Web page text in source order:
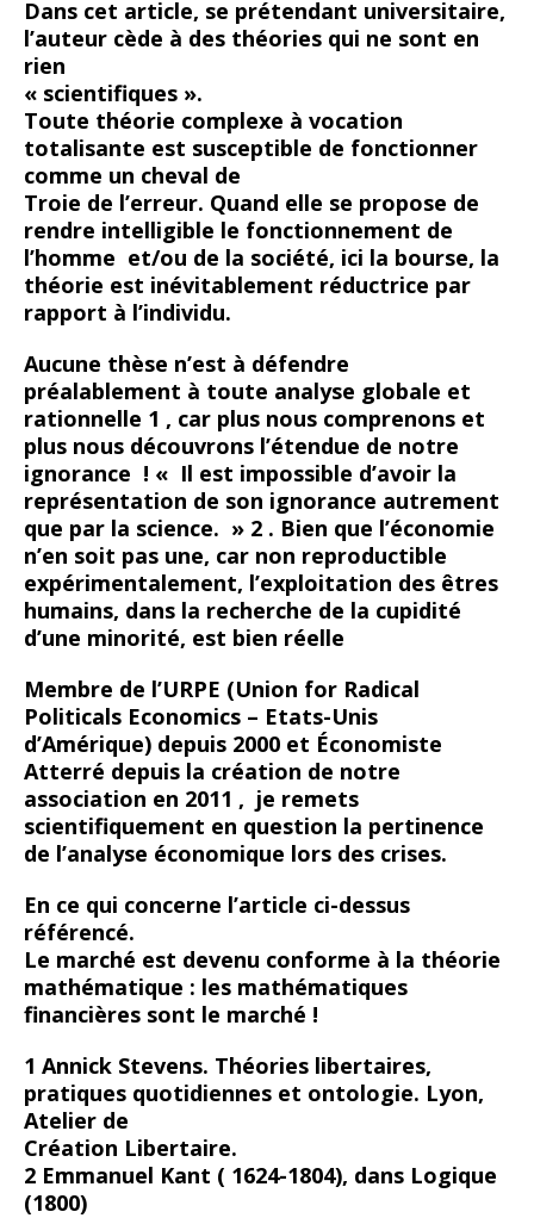
Dans cet article, se prétendant universitaire,
l’auteur cède à des théories qui ne sont en
rien
« scientifiques ».
Toute théorie complexe à vocation
totalisante est susceptible de fonctionner
comme un cheval de
Troie de l’erreur. Quand elle se propose de
rendre intelligible le fonctionnement de
l’homme et/ou de la société, ici la bourse, la
théorie est inévitablement réductrice par
rapport à l’individu.
Aucune thèse n’est à défendre
préalablement à toute analyse globale et
rationnelle 1 , car plus nous comprenons et
plus nous découvrons l’étendue de notre
ignorance ! « Il est impossible d’avoir la
représentation de son ignorance autrement
que par la science. » 2 . Bien que l’économie
n’en soit pas une, car non reproductible
expérimentalement, l’exploitation des êtres
humains, dans la recherche de la cupidité
d’une minorité, est bien réelle
Membre de l’URPE (Union for Radical
Politicals Economics – Etats-Unis
d’Amérique) depuis 2000 et Économiste
Atterré depuis la création de notre
association en 2011 , je remets
scientifiquement en question la pertinence
de l’analyse économique lors des crises.
En ce qui concerne l’article ci-dessus
référencé.
Le marché est devenu conforme à la théorie
mathématique : les mathématiques
financières sont le marché !
1 Annick Stevens. Théories libertaires,
pratiques quotidiennes et ontologie. Lyon,
Atelier de
Création Libertaire.
2 Emmanuel Kant ( 1624-1804), dans Logique
(1800)